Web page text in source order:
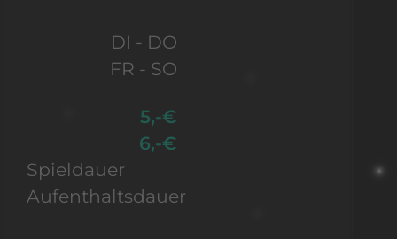
DI - DO
FR - SO
5,-€
6,-€
Spieldauer
Aufenthaltsdauer